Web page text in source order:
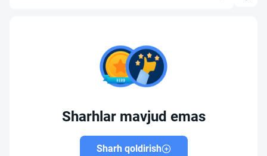
Sharhlar mavjud emas
Sharh qoldirish